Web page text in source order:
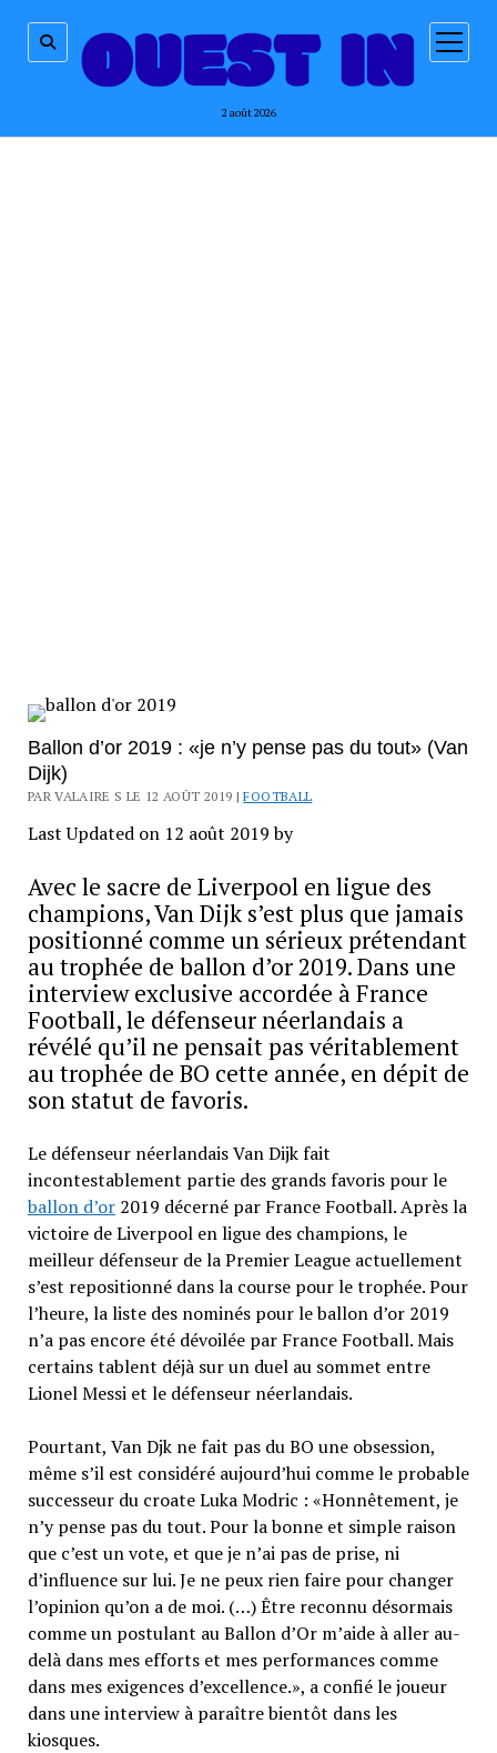
2 août 2026
ouvrir
menu
Ballon d’or 2019 : «je n’y pense pas du tout» (Van
Dijk)
PAR VALAIRE S LE 12 AOÛT 2019 |FOOTBALL
Last Updated on 12 août 2019 by
Avec le sacre de Liverpool en ligue des
champions, Van Dijk s’est plus que jamais
positionné comme un sérieux prétendant
au trophée de ballon d’or 2019. Dans une
interview exclusive accordée à France
Football, le défenseur néerlandais a
révélé qu’il ne pensait pas véritablement
au trophée de BO cette année, en dépit de
son statut de favoris.
Le défenseur néerlandais Van Dijk fait
incontestablement partie des grands favoris pour le
ballon d’or2019 décerné par France Football. Après la
victoire de Liverpool en ligue des champions, le
meilleur défenseur de la Premier League actuellement
s’est repositionné dans la course pour le trophée. Pour
l’heure, la liste des nominés pour le ballon d’or 2019
n’a pas encore été dévoilée par France Football. Mais
certains tablent déjà sur un duel au sommet entre
Lionel Messi et le défenseur néerlandais.
Pourtant, Van Djk ne fait pas du BO une obsession,
même s’il est considéré aujourd’hui comme le probable
successeur du croate Luka Modric : «Honnêtement, je
n’y pense pas du tout. Pour la bonne et simple raison
que c’est un vote, et que je n’ai pas de prise, ni
d’influence sur lui. Je ne peux rien faire pour changer
l’opinion qu’on a de moi. (…) Être reconnu désormais
comme un postulant au Ballon d’Or m’aide à aller au-
delà dans mes efforts et mes performances comme
dans mes exigences d’excellence.», a confié le joueur
dans une interview à paraître bientôt dans les
kiosques.